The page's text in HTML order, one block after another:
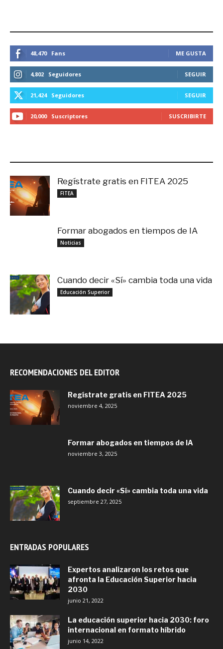
48,470 Fans ME GUSTA
4,802 Seguidores SEGUIR
21,424 Seguidores SEGUIR
20,000 Suscriptores SUSCRIBIRTE
Regístrate gratis en FITEA 2025
FITEA
Formar abogados en tiempos de IA
Noticias
Cuando decir «Sí» cambia toda una vida
Educación Superior
RECOMENDACIONES DEL EDITOR
Regístrate gratis en FITEA 2025
noviembre 4, 2025
Formar abogados en tiempos de IA
noviembre 3, 2025
Cuando decir «Sí» cambia toda una vida
septiembre 27, 2025
ENTRADAS POPULARES
Expertos analizaron los retos que
afronta la Educación Superior hacia
2030
junio 21, 2022
La educación superior hacia 2030: foro
internacional en formato híbrido
junio 14, 2022